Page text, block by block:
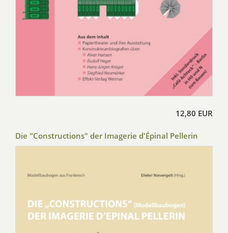
12,80 EUR
Die "Constructions" der Imagerie d'Épinal Pellerin